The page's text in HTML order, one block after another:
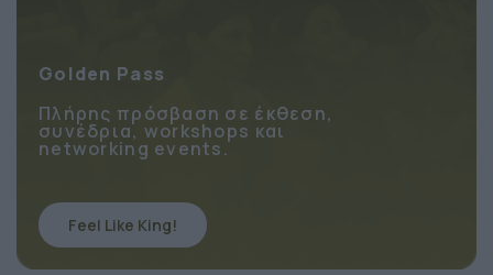
Golden Pass
Πλήρης πρόσβαση σε έκθεση,
συνέδρια, workshops και
Feel Like King!